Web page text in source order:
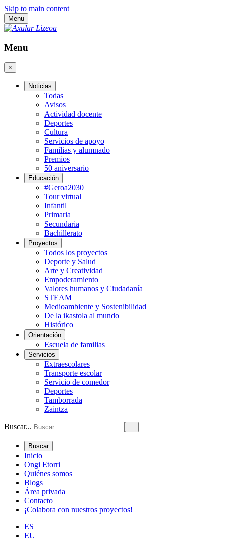
Skip to main content
Menu
Menu
×
Noticias
Todas
Avisos
Actividad docente
Deportes
Cultura
Servicios de apoyo
Familias y alumnado
Premios
50 aniversario
Educación
#Geroa2030
Tour virtual
Infantil
Primaria
Secundaria
Bachillerato
Proyectos
Todos los proyectos
Deporte y Salud
Arte y Creatividad
Empoderamiento
Valores humanos y Ciudadanía
STEAM
Medioambiente y Sostenibilidad
De la ikastola al mundo
Histórico
Orientación
Escuela de familias
Servicios
Extraescolares
Transporte escolar
Servicio de comedor
Deportes
Tamborrada
Zaintza
Buscar... ...
Buscar
Inicio
Ongi Etorri
Quiénes somos
Blogs
Área privada
Contacto
¡Colabora con nuestros proyectos!
ES
EU